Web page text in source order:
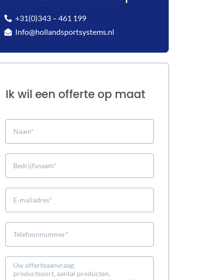
+31(0)343 – 461 199
Info@hollandsportsystems.nl
Ik wil een offerte op maat